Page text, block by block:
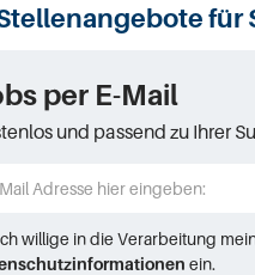
per E-Mail
und passend zu Ihrer
willige in die Verarbeitung
ein.